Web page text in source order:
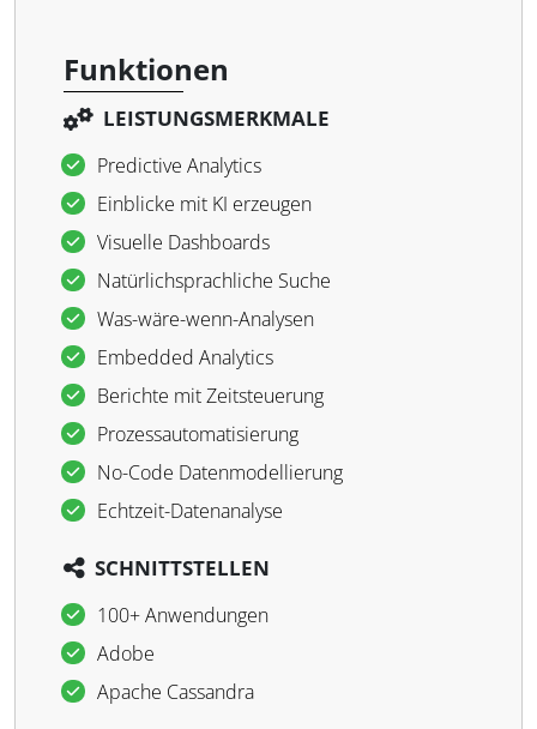
Funktionen
LEISTUNGSMERKMALE
Predictive Analytics
Einblicke mit KI erzeugen
Visuelle Dashboards
Natürlichsprachliche Suche
Was-wäre-wenn-Analysen
Embedded Analytics
Berichte mit Zeitsteuerung
Prozessautomatisierung
No-Code Datenmodellierung
Echtzeit-Datenanalyse
SCHNITTSTELLEN
100+ Anwendungen
Adobe
Apache Cassandra